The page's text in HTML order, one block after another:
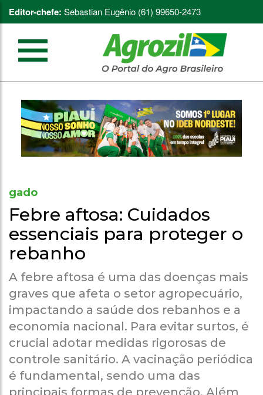
Editor-chefe: Sebastian Eugênio (61) 99650-2473
gado
Febre aftosa: Cuidados
essenciais para proteger o
rebanho
A febre aftosa é uma das doenças mais
graves que afeta o setor agropecuário,
impactando a saúde dos rebanhos e a
economia nacional. Para evitar surtos, é
crucial adotar medidas rigorosas de
controle sanitário. A vacinação periódica
é fundamental, sendo uma das
principais formas de prevenção. Além